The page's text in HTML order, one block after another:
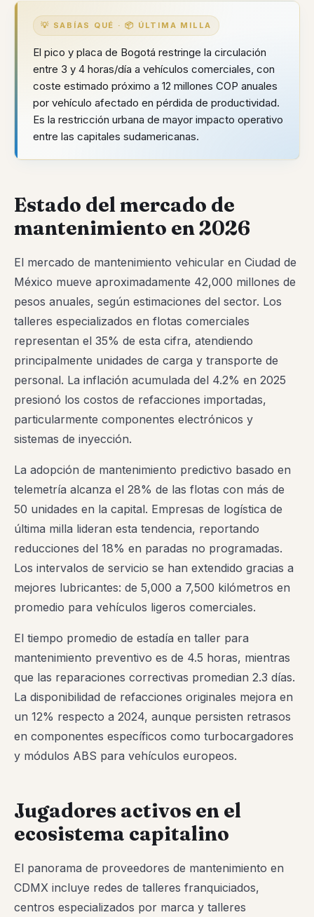
💡 SABÍAS QUÉ · 📦 ÚLTIMA MILLA
El pico y placa de Bogotá restringe la circulación
entre 3 y 4 horas/día a vehículos comerciales, con
coste estimado próximo a 12 millones COP anuales
por vehículo afectado en pérdida de productividad.
Es la restricción urbana de mayor impacto operativo
entre las capitales sudamericanas.
Estado del mercado de
mantenimiento en 2026
El mercado de mantenimiento vehicular en Ciudad de
México mueve aproximadamente 42,000 millones de
pesos anuales, según estimaciones del sector. Los
talleres especializados en flotas comerciales
representan el 35% de esta cifra, atendiendo
principalmente unidades de carga y transporte de
personal. La inflación acumulada del 4.2% en 2025
presionó los costos de refacciones importadas,
particularmente componentes electrónicos y
sistemas de inyección.
La adopción de mantenimiento predictivo basado en
telemetría alcanza el 28% de las flotas con más de
50 unidades en la capital. Empresas de logística de
última milla lideran esta tendencia, reportando
reducciones del 18% en paradas no programadas.
Los intervalos de servicio se han extendido gracias a
mejores lubricantes: de 5,000 a 7,500 kilómetros en
promedio para vehículos ligeros comerciales.
El tiempo promedio de estadía en taller para
mantenimiento preventivo es de 4.5 horas, mientras
que las reparaciones correctivas promedian 2.3 días.
La disponibilidad de refacciones originales mejora en
un 12% respecto a 2024, aunque persisten retrasos
en componentes específicos como turbocargadores
y módulos ABS para vehículos europeos.
Jugadores activos en el
ecosistema capitalino
El panorama de proveedores de mantenimiento en
CDMX incluye redes de talleres franquiciados,
centros especializados por marca y talleres